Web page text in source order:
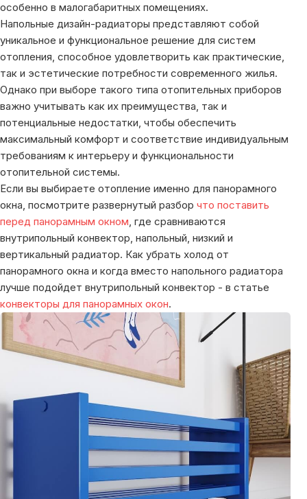
особенно в малогабаритных помещениях.
Напольные дизайн-радиаторы представляют собой
уникальное и функциональное решение для систем
отопления, способное удовлетворить как практические,
так и эстетические потребности современного жилья.
Однако при выборе такого типа отопительных приборов
важно учитывать как их преимущества, так и
потенциальные недостатки, чтобы обеспечить
максимальный комфорт и соответствие индивидуальным
требованиям к интерьеру и функциональности
отопительной системы.
Если вы выбираете отопление именно для панорамного
окна, посмотрите развернутый разбор что поставить
перед панорамным окном, где сравниваются
внутрипольный конвектор, напольный, низкий и
вертикальный радиатор. Как убрать холод от
панорамного окна и когда вместо напольного радиатора
лучше подойдет внутрипольный конвектор - в статье
конвекторы для панорамных окон.